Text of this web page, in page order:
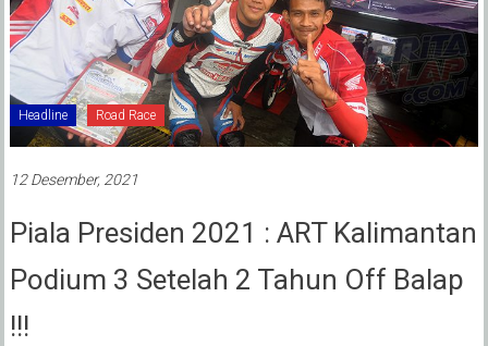
Headline Road Race
12 Desember, 2021
Piala Presiden 2021 : ART Kalimantan
Podium 3 Setelah 2 Tahun Off Balap
!!!